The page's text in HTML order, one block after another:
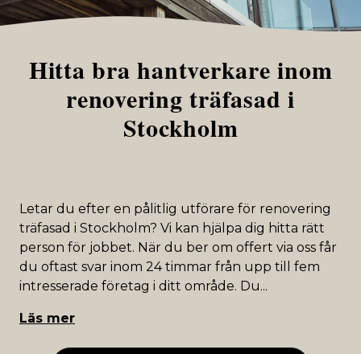
Hitta bra hantverkare inom
renovering träfasad i
Stockholm
Letar du efter en pålitlig utförare för renovering
träfasad i Stockholm? Vi kan hjälpa dig hitta rätt
person för jobbet. När du ber om offert via oss får
du oftast svar inom 24 timmar från upp till fem
intresserade företag i ditt område. Du...
Läs mer